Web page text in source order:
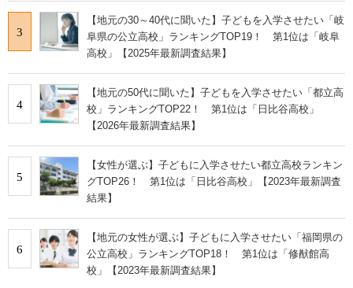
3
【地元の30～40代に聞いた】子どもを入学させたい「岐
阜県の公立高校」ランキングTOP19！ 第1位は「岐阜
高校」【2025年最新調査結果】
4
【地元の50代に聞いた】子どもを入学させたい「都立高
校」ランキングTOP22！ 第1位は「日比谷高校」
【2026年最新調査結果】
5
【女性が選ぶ】子どもに入学させたい都立高校ランキン
グTOP26！ 第1位は「日比谷高校」【2023年最新調査
結果】
6
【地元の女性が選ぶ】子どもに入学させたい「福岡県の
公立高校」ランキングTOP18！ 第1位は「修猷館高
校」【2023年最新調査結果】